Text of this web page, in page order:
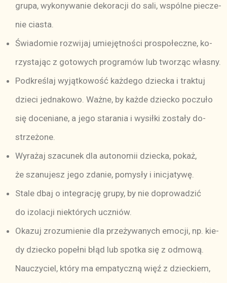
gru­pa, wy­ko­ny­wa­nie de­ko­ra­cji do sa­li, wspól­ne pie­cze­
nie cia­sta.
Świa­do­mie roz­wi­jaj umie­jęt­no­ści pro­spo­łecz­ne, ko­
rzy­sta­jąc z go­to­wych pro­gra­mów lub two­rząc wła­sny.
Pod­kre­ślaj wy­jąt­ko­wość każ­de­go dziec­ka i trak­tuj
dzie­ci jed­na­ko­wo. Waż­ne, by każ­de dziec­ko po­czu­ło
się do­ce­nia­ne, a je­go sta­ra­nia i wy­sił­ki zo­sta­ły do­
strze­żo­ne.
Wy­ra­żaj sza­cu­nek dla au­to­no­mii dziec­ka, po­każ,
że sza­nu­jesz je­go zda­nie, po­my­sły i ini­cja­ty­wę.
Sta­le dbaj o in­te­gra­cję gru­py, by nie do­pro­wa­dzić
do izo­la­cji nie­któ­rych uczniów.
Oka­zuj zro­zu­mie­nie dla prze­ży­wa­nych emo­cji, np. kie­
dy dziec­ko po­peł­ni błąd lub spo­tka się z od­mo­wą.
Nau­czy­ciel, któ­ry ma em­pa­tycz­ną więź z dziec­kiem,